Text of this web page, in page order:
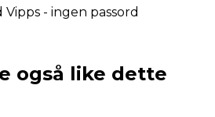
- ingen passord
også like dette